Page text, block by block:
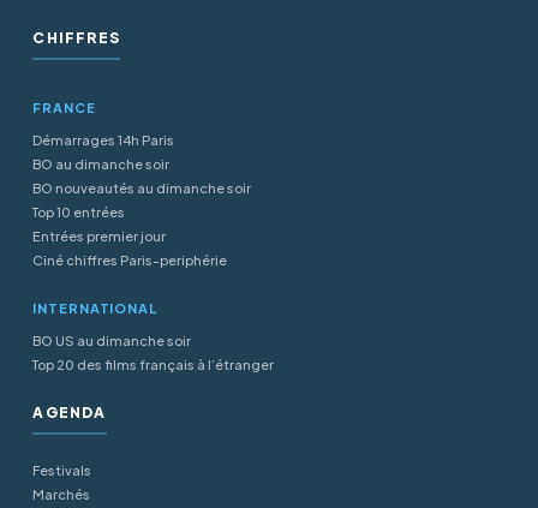
CHIFFRES
FRANCE
Démarrages 14h Paris
BO au dimanche soir
BO nouveautés au dimanche soir
Top 10 entrées
Entrées premier jour
Ciné chiffres Paris-periphérie
INTERNATIONAL
BO US au dimanche soir
Top 20 des films français à l’étranger
AGENDA
Festivals
Marchés